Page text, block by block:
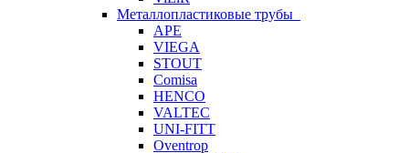
Металлопластиковые трубы
APE
VIEGA
STOUT
Comisa
HENCO
VALTEC
UNI-FITT
Oventrop